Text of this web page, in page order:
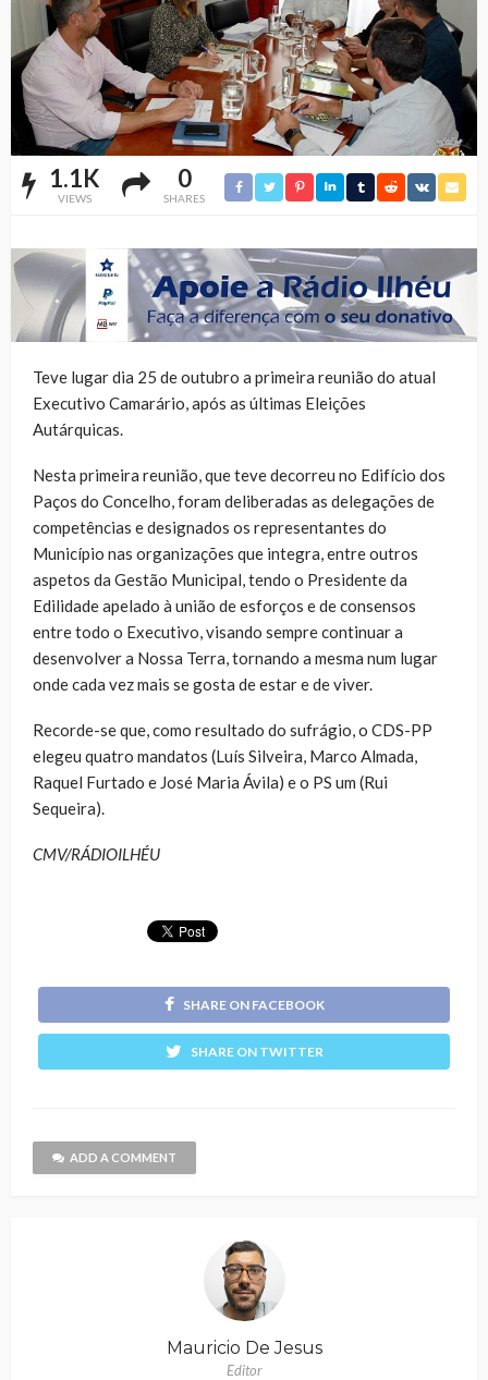
1.1K
VIEWS
0
SHARES
Teve lugar dia 25 de outubro a primeira reunião do atual
Executivo Camarário, após as últimas Eleições
Autárquicas.
Nesta primeira reunião, que teve decorreu no Edifício dos
Paços do Concelho, foram deliberadas as delegações de
competências e designados os representantes do
Município nas organizações que integra, entre outros
aspetos da Gestão Municipal, tendo o Presidente da
Edilidade apelado à união de esforços e de consensos
entre todo o Executivo, visando sempre continuar a
desenvolver a Nossa Terra, tornando a mesma num lugar
onde cada vez mais se gosta de estar e de viver.
Recorde-se que, como resultado do sufrágio, o CDS-PP
elegeu quatro mandatos (Luís Silveira, Marco Almada,
Raquel Furtado e José Maria Ávila) e o PS um (Rui
Sequeira).
CMV/RÁDIOILHÉU
SHARE ON FACEBOOK
SHARE ON TWITTER
ADD A COMMENT
Mauricio De Jesus
Editor